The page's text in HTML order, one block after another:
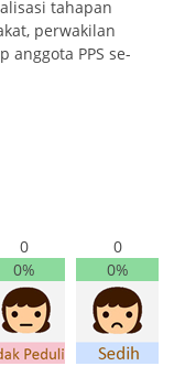
tahapan
perwakilan
anggota PPS se-
0
0%
0
0%